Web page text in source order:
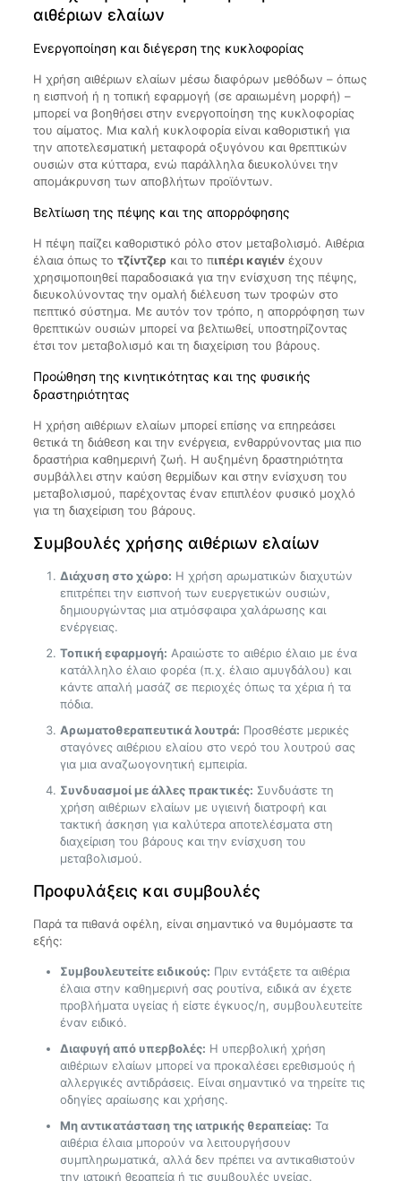
αιθέριων ελαίων
Ενεργοποίηση και διέγερση της κυκλοφορίας
Η χρήση αιθέριων ελαίων μέσω διαφόρων μεθόδων – όπως
η εισπνοή ή η τοπική εφαρμογή (σε αραιωμένη μορφή) –
μπορεί να βοηθήσει στην ενεργοποίηση της κυκλοφορίας
του αίματος. Μια καλή κυκλοφορία είναι καθοριστική για
την αποτελεσματική μεταφορά οξυγόνου και θρεπτικών
ουσιών στα κύτταρα, ενώ παράλληλα διευκολύνει την
απομάκρυνση των αποβλήτων προϊόντων.
Βελτίωση της πέψης και της απορρόφησης
Η πέψη παίζει καθοριστικό ρόλο στον μεταβολισμό. Αιθέρια
έλαια όπως το τζίντζερ και το πιπέρι καγιένέχουν
χρησιμοποιηθεί παραδοσιακά για την ενίσχυση της πέψης,
διευκολύνοντας την ομαλή διέλευση των τροφών στο
πεπτικό σύστημα. Με αυτόν τον τρόπο, η απορρόφηση των
θρεπτικών ουσιών μπορεί να βελτιωθεί, υποστηρίζοντας
έτσι τον μεταβολισμό και τη διαχείριση του βάρους.
Προώθηση της κινητικότητας και της φυσικής
δραστηριότητας
Η χρήση αιθέριων ελαίων μπορεί επίσης να επηρεάσει
θετικά τη διάθεση και την ενέργεια, ενθαρρύνοντας μια πιο
δραστήρια καθημερινή ζωή. Η αυξημένη δραστηριότητα
συμβάλλει στην καύση θερμίδων και στην ενίσχυση του
μεταβολισμού, παρέχοντας έναν επιπλέον φυσικό μοχλό
για τη διαχείριση του βάρους.
Συμβουλές χρήσης αιθέριων ελαίων
Διάχυση στο χώρο: Η χρήση αρωματικών διαχυτών
επιτρέπει την εισπνοή των ευεργετικών ουσιών,
δημιουργώντας μια ατμόσφαιρα χαλάρωσης και
ενέργειας.
Τοπική εφαρμογή: Αραιώστε το αιθέριο έλαιο με ένα
κατάλληλο έλαιο φορέα (π.χ. έλαιο αμυγδάλου) και
κάντε απαλή μασάζ σε περιοχές όπως τα χέρια ή τα
πόδια.
Αρωματοθεραπευτικά λουτρά: Προσθέστε μερικές
σταγόνες αιθέριου ελαίου στο νερό του λουτρού σας
για μια αναζωογονητική εμπειρία.
Συνδυασμοί με άλλες πρακτικές: Συνδυάστε τη
χρήση αιθέριων ελαίων με υγιεινή διατροφή και
τακτική άσκηση για καλύτερα αποτελέσματα στη
διαχείριση του βάρους και την ενίσχυση του
μεταβολισμού.
Προφυλάξεις και συμβουλές
Παρά τα πιθανά οφέλη, είναι σημαντικό να θυμόμαστε τα
εξής:
Συμβουλευτείτε ειδικούς: Πριν εντάξετε τα αιθέρια
έλαια στην καθημερινή σας ρουτίνα, ειδικά αν έχετε
προβλήματα υγείας ή είστε έγκυος/η, συμβουλευτείτε
έναν ειδικό.
Διαφυγή από υπερβολές: Η υπερβολική χρήση
αιθέριων ελαίων μπορεί να προκαλέσει ερεθισμούς ή
αλλεργικές αντιδράσεις. Είναι σημαντικό να τηρείτε τις
οδηγίες αραίωσης και χρήσης.
Μη αντικατάσταση της ιατρικής θεραπείας: Τα
αιθέρια έλαια μπορούν να λειτουργήσουν
συμπληρωματικά, αλλά δεν πρέπει να αντικαθιστούν
την ιατρική θεραπεία ή τις συμβουλές υγείας.